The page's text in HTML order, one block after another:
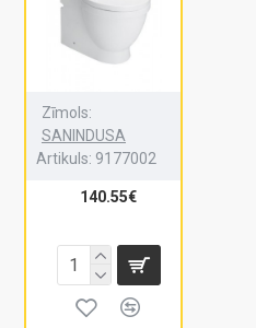
Zīmols:
SANINDUSA
Artikuls: 9177002
140.55€